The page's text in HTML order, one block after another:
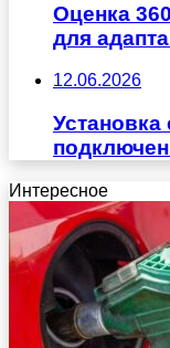
Оценка
для
12.06.2026
Установка
Интересное